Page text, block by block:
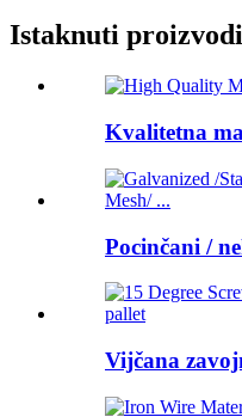
Istaknuti proizvodi
Kvalitetna
Pocinčani /
Vijčana